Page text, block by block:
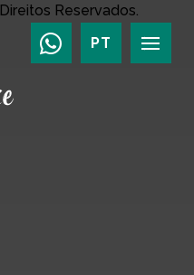
PT
Direitos Reservados.